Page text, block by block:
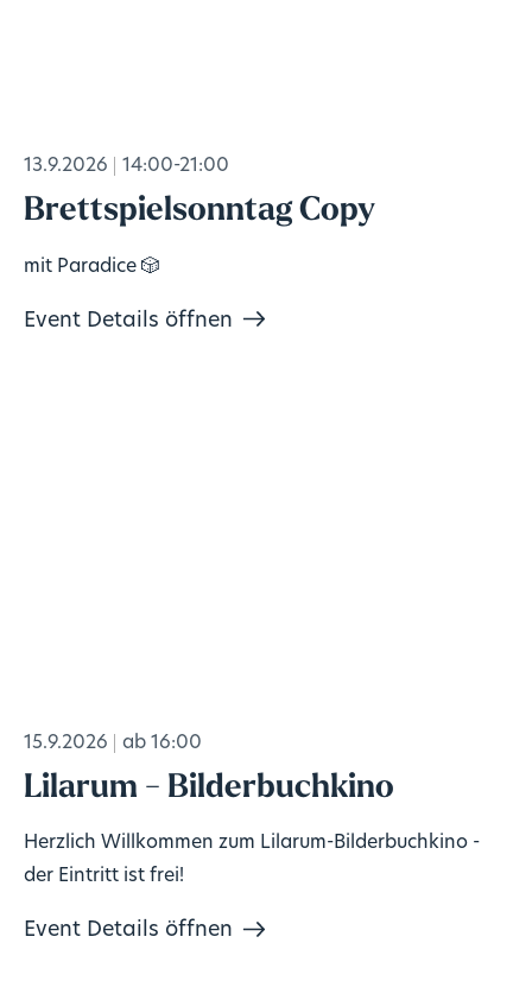
13.9.2026 14:00-21:00
Brettspielsonntag Copy
mit Paradice 🎲
Event Details öffnen
15.9.2026 ab 16:00
Lilarum - Bilderbuchkino
Herzlich Willkommen zum Lilarum-Bilderbuchkino -
der Eintritt ist frei!
Event Details öffnen